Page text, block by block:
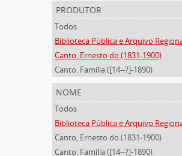
produtor
Todos
Canto, Ernesto do (1831-1900)
Canto. Família ([14--?]-1890)
nome
Todos
Canto, Ernesto do (1831-1900)
Canto. Família ([14--?]-1890)